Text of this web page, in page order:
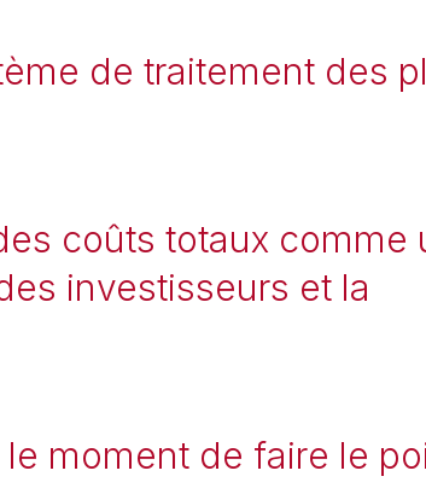
de traitement des
coûts totaux comme
investisseurs et la
moment de faire le